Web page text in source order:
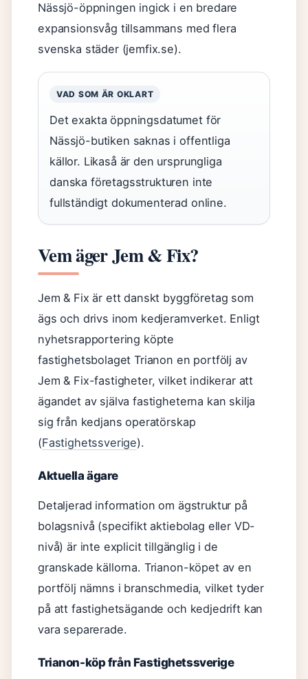
Nässjö-öppningen ingick i en bredare
expansionsvåg tillsammans med flera
svenska städer (jemfix.se).
VAD SOM ÄR OKLART
Det exakta öppningsdatumet för
Nässjö-butiken saknas i offentliga
källor. Likaså är den ursprungliga
danska företagsstrukturen inte
fullständigt dokumenterad online.
Vem äger Jem & Fix?
Jem & Fix är ett danskt byggföretag som
ägs och drivs inom kedjeramverket. Enligt
nyhetsrapportering köpte
fastighetsbolaget Trianon en portfölj av
Jem & Fix-fastigheter, vilket indikerar att
ägandet av själva fastigheterna kan skilja
sig från kedjans operatörskap
(Fastighetssverige).
Aktuella ägare
Detaljerad information om ägstruktur på
bolagsnivå (specifikt aktiebolag eller VD-
nivå) är inte explicit tillgänglig i de
granskade källorna. Trianon-köpet av en
portfölj nämns i branschmedia, vilket tyder
på att fastighetsägande och kedjedrift kan
vara separerade.
Trianon-köp från Fastighetssverige